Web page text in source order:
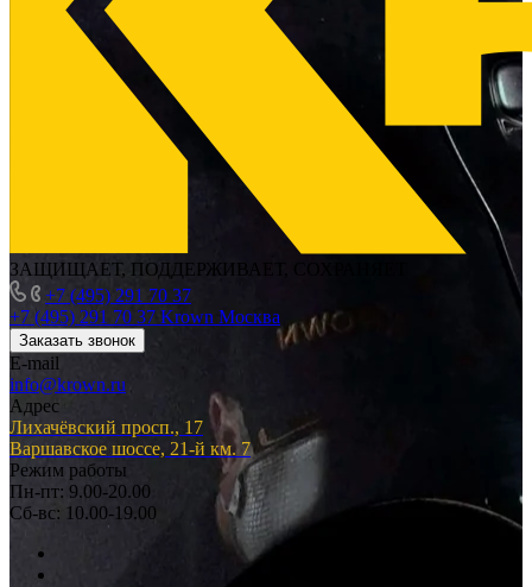
ЗАЩИЩАЕТ, ПОДДЕРЖИВАЕТ, СОХРАНЯЕТ
+7 (495) 291 70 37
+7 (495) 291 70 37 Krown Москва
Заказать звонок
E-mail
info@krown.ru
Адрес
Лихачёвский просп., 17
Варшавское шоссе, 21-й км. 7
Режим работы
Пн-пт: 9.00-20.00
Сб-вс: 10.00-19.00